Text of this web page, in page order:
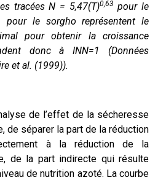
tracées N = 5,47(T)0,63 pour le
pour le sorgho représentent le
pour obtenir la croissance
donc à INN=1 (Données
et al. (1999)).
de l’effet de la sécheresse
de séparer la part de la réduction
à la réduction de la
de la part indirecte qui résulte
de nutrition azoté. La courbe